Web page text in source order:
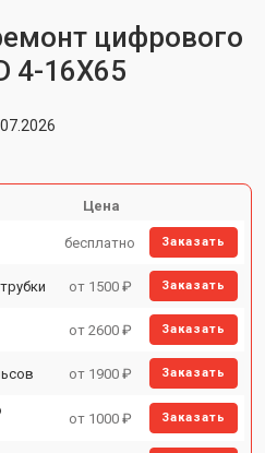
цифрового
4-16X65
Цена
бесплатно Заказать
от 1500 ₽ Заказать
от 2600 ₽ Заказать
от 1900 ₽ Заказать
от 1000 ₽ Заказать